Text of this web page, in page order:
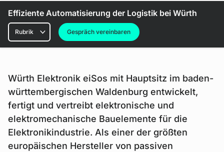
Effiziente Automatisierung der Logistik bei Würth
Rubriken
Gespräch vereinbaren
Würth Elektronik eiSos mit Hauptsitz im baden-
württembergischen Waldenburg entwickelt,
fertigt und vertreibt elektronische und
elektromechanische Bauelemente für die
Elektronikindustrie. Als einer der größten
europäischen Hersteller von passiven